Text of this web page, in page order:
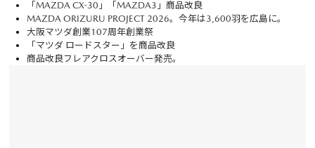
「MAZDA CX-30」「MAZDA3」商品改良
MAZDA ORIZURU PROJECT 2026。今年は3,600羽を広島に。
大阪マツダ創業107周年創業祭
「マツダ ロードスター」を商品改良
商品改良フレアクロスオーバー発売。